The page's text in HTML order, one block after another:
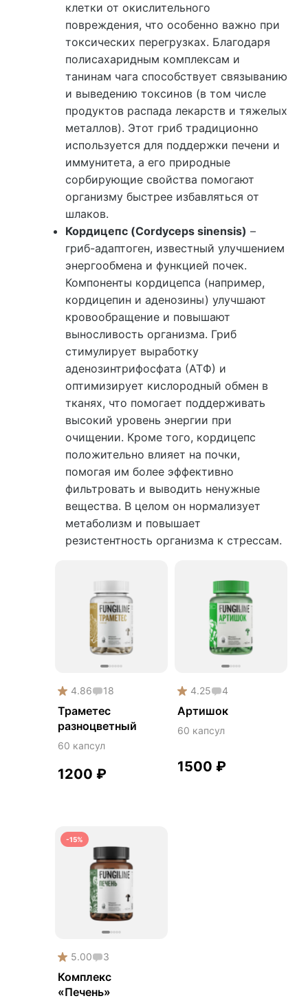
клетки от окислительного
повреждения, что особенно важно при
токсических перегрузках. Благодаря
полисахаридным комплексам и
танинам чага способствует связыванию
и выведению токсинов (в том числе
продуктов распада лекарств и тяжелых
металлов). Этот гриб традиционно
используется для поддержки печени и
иммунитета, а его природные
сорбирующие свойства помогают
организму быстрее избавляться от
шлаков.
Кордицепс (Cordyceps sinensis) –
гриб-адаптоген, известный улучшением
энергообмена и функцией почек.
Компоненты кордицепса (например,
кордицепин и аденозины) улучшают
кровообращение и повышают
выносливость организма. Гриб
стимулирует выработку
аденозинтрифосфата (АТФ) и
оптимизирует кислородный обмен в
тканях, что помогает поддерживать
высокий уровень энергии при
очищении. Кроме того, кордицепс
положительно влияет на почки,
помогая им более эффективно
фильтровать и выводить ненужные
вещества. В целом он нормализует
метаболизм и повышает
резистентность организма к стрессам.
4.86 18
Траметес
разноцветный
60 капсул
1200 ₽
4.25 4
Артишок
60 капсул
1500 ₽
-15%
5.00 3
Комплекс
«Печень»